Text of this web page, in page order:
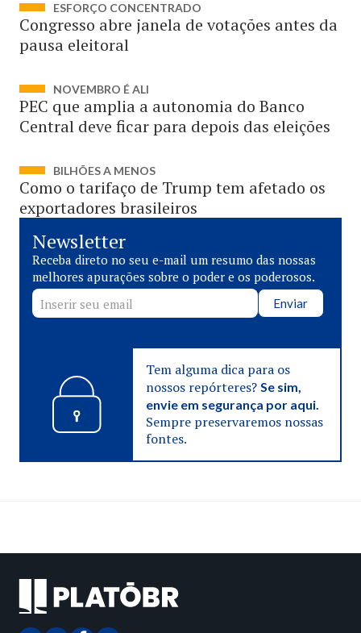
ESFORÇO CONCENTRADO
Congresso abre janela de votações antes da
pausa eleitoral
NOVEMBRO É ALI
PEC que amplia a autonomia do Banco
Central deve ficar para depois das eleições
BILHÕES A MENOS
Como o tarifaço de Trump tem afetado os
exportadores brasileiros
Newsletter
Receba direto no seu e-mail um resumo das nossas
melhores apurações sobre o poder e os poderosos.
Enviar
Tem alguma dica para os
nossos repórteres? Se sim,
envie em segurança por aqui.
Sempre preservaremos nossas
fontes.